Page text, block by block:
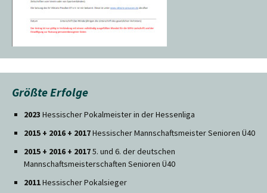
Größte Erfolge
2023 Hessischer Pokalmeister in der Hessenliga
2015 + 2016 + 2017Hessischer Mannschaftsmeister Senioren Ü40
2015 + 2016 + 20175. und 6. der deutschen
Mannschaftsmeisterschaften Senioren Ü40
2011Hessischer Pokalsieger